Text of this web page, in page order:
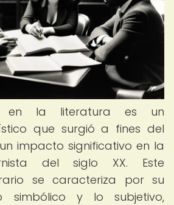
en la literatura es un
que surgió a fines del
impacto significativo en la
del siglo XX. Este
se caracteriza por su
simbólico y lo subjetivo,